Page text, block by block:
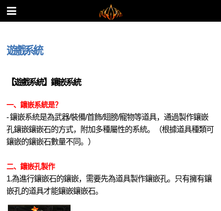
遊戲系統
【遊戲系統】鑲嵌系統
一、鑲嵌系統是？
- 鑲嵌系統是為武器/裝備/首飾/翅膀/寵物等道具，通過製作鑲嵌
孔鑲嵌鑲嵌石的方式，附加多種屬性的系統。（根據道具種類可
鑲嵌的鑲嵌石數量不同。）
二、鑲嵌孔製作
1.為進行鑲嵌石的鑲嵌，需要先為道具製作鑲嵌孔。只有擁有鑲
嵌孔的道具才能鑲嵌鑲嵌石。